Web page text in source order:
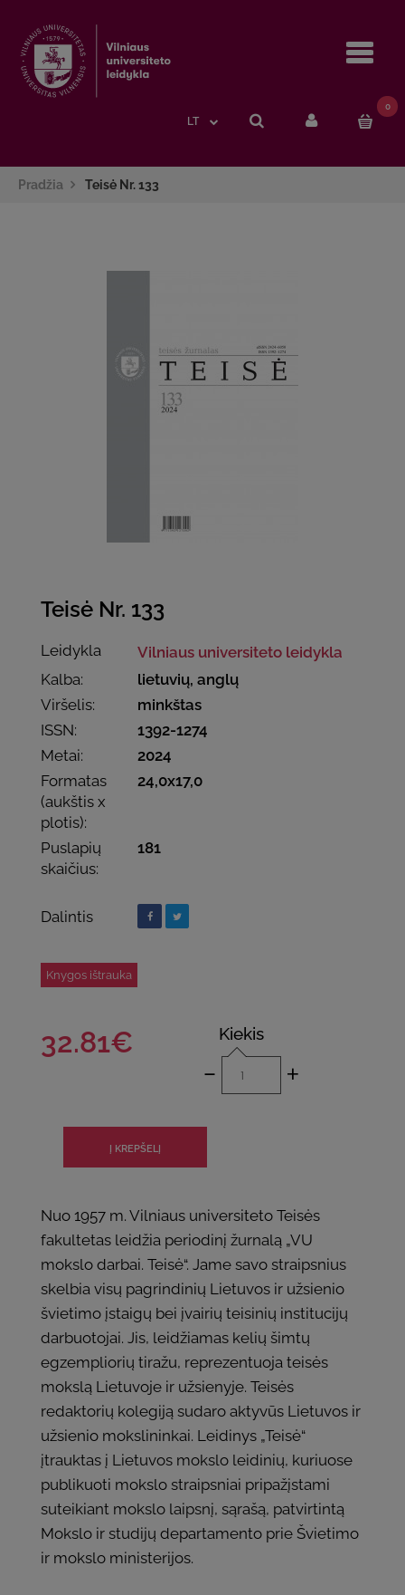
LT
0
Pradžia Teisė Nr. 133
Teisė Nr. 133
Leidykla
Vilniaus universiteto leidykla
Kalba:
lietuvių, anglų
Viršelis:
minkštas
ISSN:
1392-1274
Metai:
2024
Formatas
(aukštis x
plotis):
24,0x17,0
Puslapių
skaičius:
181
Dalintis
Knygos ištrauka
32.81€ Kiekis
- +
Nuo 1957 m. Vilniaus universiteto Teisės
fakultetas leidžia periodinį žurnalą „VU
mokslo darbai. Teisė“. Jame savo straipsnius
skelbia visų pagrindinių Lietuvos ir užsienio
švietimo įstaigų bei įvairių teisinių institucijų
darbuotojai. Jis, leidžiamas kelių šimtų
egzempliorių tiražu, reprezentuoja teisės
mokslą Lietuvoje ir užsienyje. Teisės
redaktorių kolegiją sudaro aktyvūs Lietuvos ir
užsienio mokslininkai. Leidinys „Teisė“
įtrauktas į Lietuvos mokslo leidinių, kuriuose
publikuoti mokslo straipsniai pripažįstami
suteikiant mokslo laipsnį, sąrašą, patvirtintą
Mokslo ir studijų departamento prie Švietimo
ir mokslo ministerijos.